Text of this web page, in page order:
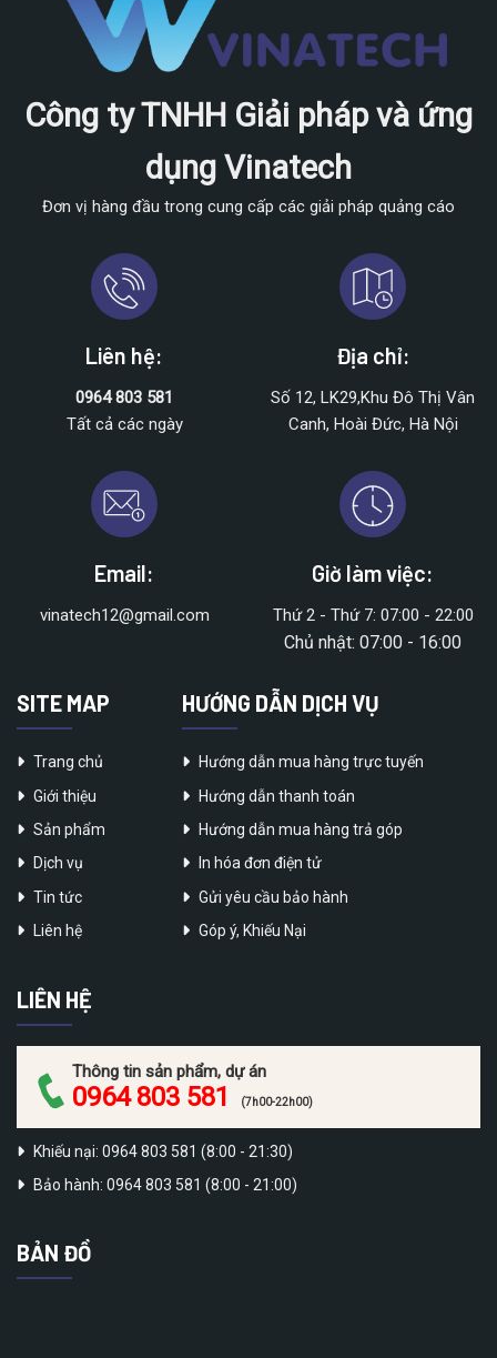
Công ty TNHH Giải pháp và ứng
dụng Vinatech
Đơn vị hàng đầu trong cung cấp các giải pháp quảng cáo
Liên hệ:
0964 803 581
Tất cả các ngày
Địa chỉ:
Số 12, LK29,Khu Đô Thị Vân
Canh, Hoài Đức, Hà Nội
Email:
vinatech12@gmail.com
Giờ làm việc:
Thứ 2 - Thứ 7: 07:00 - 22:00
Chủ nhật: 07:00 - 16:00
SITE MAP
Trang chủ
Giới thiệu
Sản phẩm
Dịch vụ
Tin tức
Liên hệ
HƯỚNG DẪN DỊCH VỤ
Hướng dẫn mua hàng trực tuyến
Hướng dẫn thanh toán
Hướng dẫn mua hàng trả góp
In hóa đơn điện tử
Gửi yêu cầu bảo hành
Góp ý, Khiếu Nại
LIÊN HỆ
Thông tin sản phẩm, dự án
0964 803 581 (7h00-22h00)
Khiếu nại: 0964 803 581 (8:00 - 21:30)
Bảo hành: 0964 803 581 (8:00 - 21:00)
BẢN ĐỒ